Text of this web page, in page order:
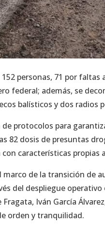
personas, 71 por
federal; además, se
balísticos y dos radios
protocolos para
82 dosis de presuntas
con características
marco de la transición de
del despliegue
Fragata, Iván García
orden y tranquilidad.